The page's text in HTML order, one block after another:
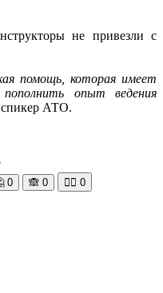
не привезли с
помощь, которая имеет
опыт ведения
АТО.
0 🙈 0 🧘‍♀️ 0